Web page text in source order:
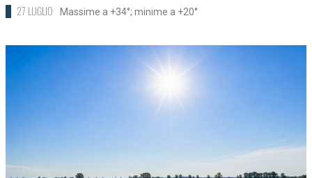
27 LUGLIO Massime a +34°; minime a +20°